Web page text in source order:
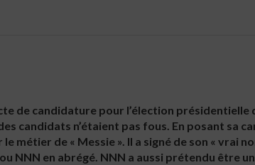
de candidature pour l’élection
candidats n’étaient pas fous. En posant sa
métier de « Messie ». Il a signé de son « vrai
NNN en abrégé. NNN a aussi prétendu être